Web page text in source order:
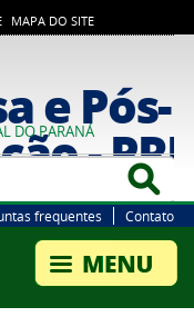
MAPA DO SITE
e Pós-
-
DO PARANÁ
frequentes Contato